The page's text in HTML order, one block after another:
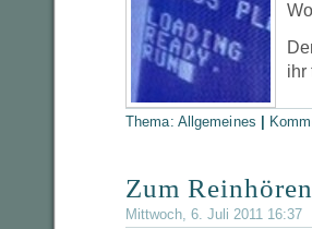
ihr
Thema: Allgemeines
Zum Reinhören
Mittwoch, 6. Juli 2011 16:37